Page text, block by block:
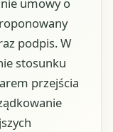
umowy o
podpis. W
stosunku
przejścia